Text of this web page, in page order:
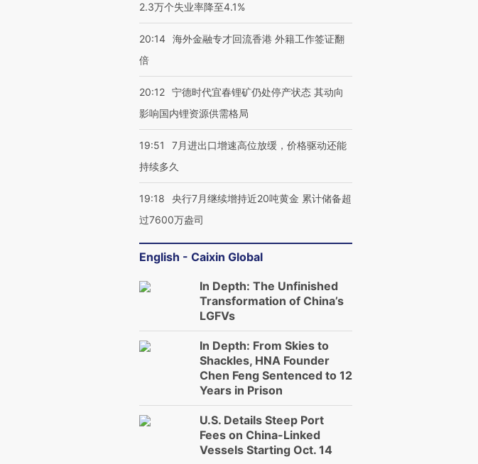
2.3万个失业率降至4.1%
20:14 海外金融专才回流香港 外籍工作签证翻
倍
20:12 宁德时代宜春锂矿仍处停产状态 其动向
影响国内锂资源供需格局
19:51
7月进出口增速高位放缓，价格驱动还能
持续多久
19:18
央行7月继续增持近20吨黄金 累计储备超
过7600万盎司
English - Caixin Global
In Depth: The Unfinished
Transformation of China’s
LGFVs
In Depth: From Skies to
Shackles, HNA Founder
Chen Feng Sentenced to 12
Years in Prison
U.S. Details Steep Port
Fees on China-Linked
Vessels Starting Oct. 14